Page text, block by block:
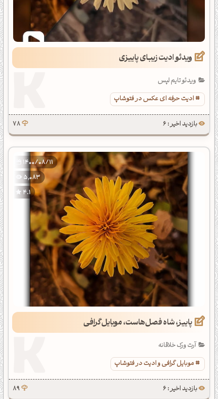
ویدئو ادیت زیبای پاییزی
ویدئو تایم لپس
ادیت حرفه ای عکس در فتوشاپ
بازدید اخیر : 6 78
1400/08/11
5,083
4.1
پاییز، شاه فصل‌هاست، موبایل‌گرافی
آرت ورک خلاقانه
موبایل گرافی و ادیت در فتوشاپ
بازدید اخیر : 6 89